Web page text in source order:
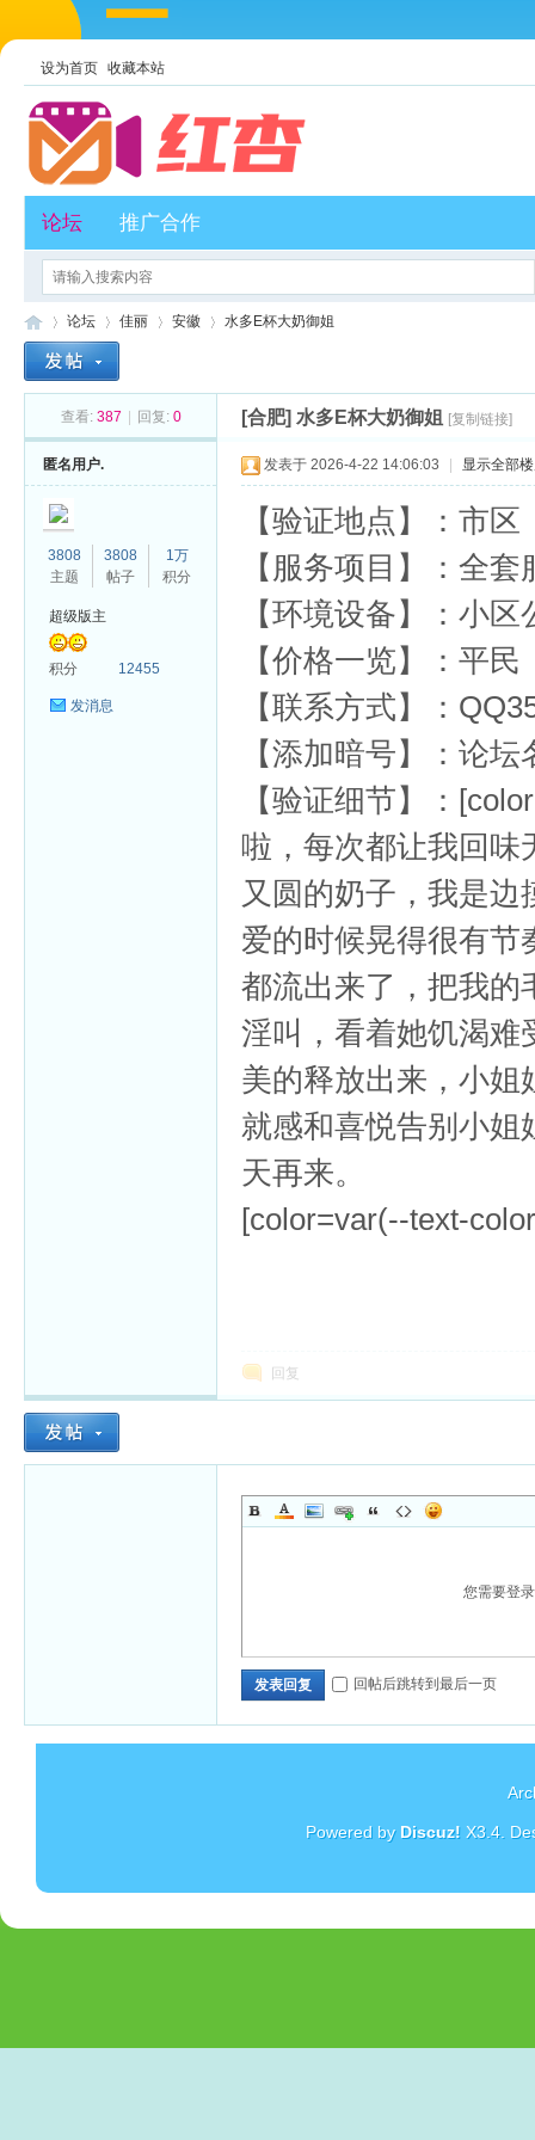
设为首页 收藏本站
论坛 推广合作
论坛
›
佳丽
›
安徽 水多E杯大奶御姐
查看: 387 回复: 0 [合肥] 水多E杯大奶御姐 [复制链接]
匿名用户.
3808
主题
3808
帖子
1万
积分
超级版主
积分 12455
发消息
发表于 2026-4-22 14:06:03 显示全部
【验证地点】：市区
【服务项目】：全
【环境设备】：小
【价格一览】：平民
【联系方式】：
【添加暗号】：论坛
【验证细节】：
啦，每次都让我回味
又圆的奶子，我是
爱的时候晃得很有节
都流出来了，把我的
淫叫，看着她饥渴难
美的释放出来，小姐
就感和喜悦告别小姐
天再来。
[color=var(--text-
回复
您需要登
发表回复 回帖后跳转到最后一页
Powered by Discuz! X3.4.